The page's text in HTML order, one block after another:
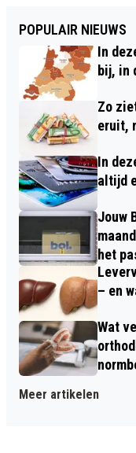
POPULAIR NIEUWS
In
bij, in
Zo
eruit,
In
altijd
Jouw
het
– en
Wat
Meer artikelen